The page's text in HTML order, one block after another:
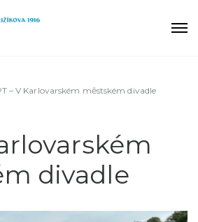
– V Karlovarském městském divadle
divadle